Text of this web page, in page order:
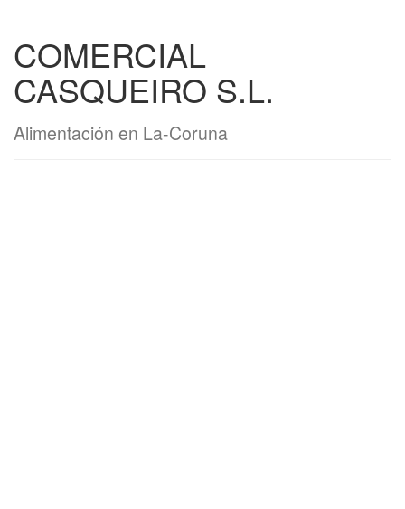
COMERCIAL
CASQUEIRO S.L.
Alimentación en La-Coruna